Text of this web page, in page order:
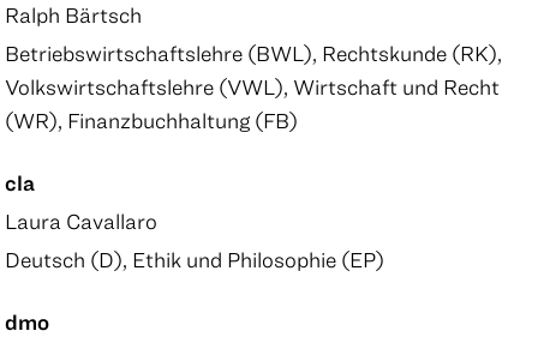
Ralph Bärtsch
Betriebswirtschaftslehre (BWL), Rechtskunde (RK),
Volkswirtschaftslehre (VWL), Wirtschaft und Recht
(WR), Finanzbuchhaltung (FB)
cla
Laura Cavallaro
Deutsch (D), Ethik und Philosophie (EP)
dmo